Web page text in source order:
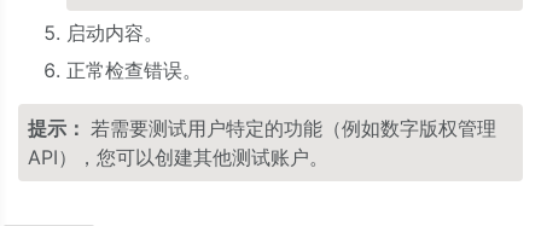
启动内容。
正常检查错误。
提示： 若需要测试用户特定的功能（例如数字版权管理
API），您可以创建其他测试账户。